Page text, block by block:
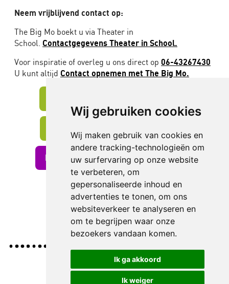
Wij gebruiken cookies
Wij maken gebruik van cookies en
andere tracking-technologieën om
uw surfervaring op onze website
te verbeteren, om
gepersonaliseerde inhoud en
advertenties te tonen, om ons
websiteverkeer te analyseren en
om te begrijpen waar onze
bezoekers vandaan komen.
Ik ga akkoord
Ik weiger
Neem vrijblijvend contact op:
The Big Mo boekt u via Theater in
School. Contactgegevens Theater in School.
Voor inspiratie of overleg u ons direct op 06-43267430
U kunt altijd Contact opnemen met The Big Mo.
Direct online Boekingsformulier